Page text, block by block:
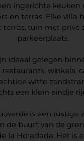
ingerichte keuken
en terras. Elke villa
terras, tuin met privé
parkeerplaats.
ideaal gelegen
restaurants, winkels,
witte
een klein eindje
is een rustige
de buurt van de
la Horadada. Het is